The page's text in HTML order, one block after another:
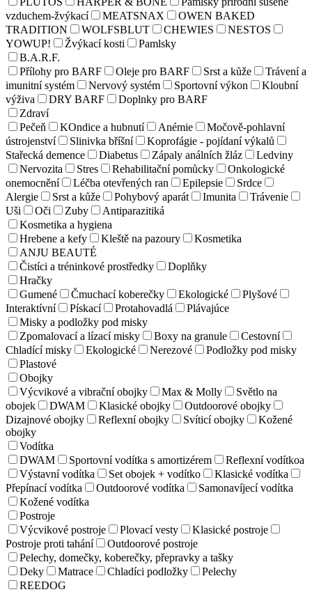
vzduchem-žvýkací
MEATSNAX
OWEN BAKED
TRADITION
WOLFSBLUT CHEWIES
NESTOS
YOWUP!
Žvýkací kosti
Pamlsky
B.A.R.F.
Přílohy pro BARF
Oleje pro BARF Srst a kůže
Trávení a
imunitní systém
Nervový systém Sportovní výkon
Kloubní
výživa
DRY BARF
Doplnky pro BARF
Zdraví
Pečeň
KOndice a hubnutí Anémie
Močově-pohlavní
ústrojenství
Slinivka bříšní
Koprofágie - pojídaní výkalů
Stařecká demence
Diabetus Zápaly análních žláz
Ledviny
Nervozita
Stres Rehabilitační pomůcky
Onkologické
onemocnění
Léčba otevřených ran Epilepsie
Srdce
Alergie
Srst a kůže Pohybový aparát Imunita
Trávenie
Uši
Oči Zuby
Antiparazitiká
Kosmetika a hygiena
Hrebene a kefy
Kleště na pazoury
Kosmetika
ANJU BEAUTÉ
Čistíci a tréninkové prostředky
Doplňky
Hračky
Gumené
Čmuchací koberečky Ekologické
Plyšové
Interaktívní
Pískací Protahovadlá
Plávajúce
Misky a podložky pod misky
Zpomalovací a lízací misky
Boxy na granule
Cestovní
Chladící misky
Ekologické Nerezové
Podložky pod misky
Plastové
Obojky
Výcvikové a vibrační obojky
Max & Molly
Světlo na
obojek
DWAM Klasické obojky
Outdoorové obojky
Dizajnové obojky
Reflexní obojky Svíticí obojky
Kožené
obojky
Vodítka
DWAM
Sportovní vodítka s amortizérem
Reflexní vodítkoa
Výstavní vodítka
Set obojek + vodítko
Klasické vodítka
Přepínací vodítka
Outdoorové vodítka
Samonavíjecí vodítka
Kožené vodítka
Postroje
Výcvikové postroje
Plovací vesty
Klasické postroje
Postroje proti tahání
Outdoorové postroje
Pelechy, domečky, koberečky, přepravky a tašky
Deky
Matrace Chladíci podložky
Pelechy
REEDOG